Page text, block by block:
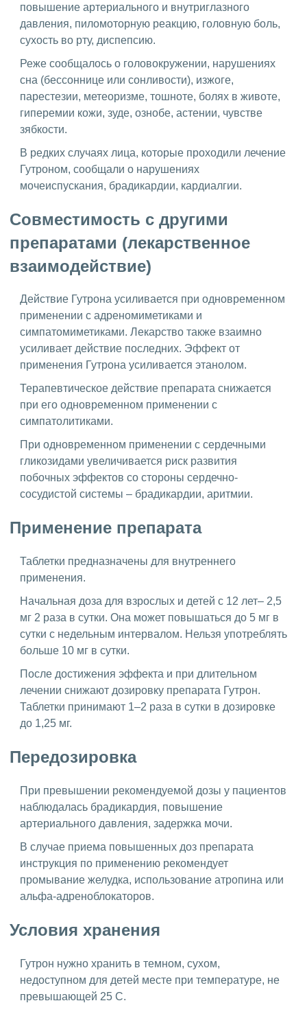
повышение артериального и внутриглазного
давления, пиломоторную реакцию, головную боль,
сухость во рту, диспепсию.
Реже сообщалось о головокружении, нарушениях
сна (бессоннице или сонливости), изжоге,
парестезии, метеоризме, тошноте, болях в животе,
гиперемии кожи, зуде, ознобе, астении, чувстве
зябкости.
В редких случаях лица, которые проходили лечение
Гутроном, сообщали о нарушениях
мочеиспускания, брадикардии, кардиалгии.
Совместимость с другими
препаратами (лекарственное
взаимодействие)
Действие Гутрона усиливается при одновременном
применении с адреномиметиками и
симпатомиметиками. Лекарство также взаимно
усиливает действие последних. Эффект от
применения Гутрона усиливается этанолом.
Терапевтическое действие препарата снижается
при его одновременном применении с
симпатолитиками.
При одновременном применении с сердечными
гликозидами увеличивается риск развития
побочных эффектов со стороны сердечно-
сосудистой системы – брадикардии, аритмии.
Применение препарата
Таблетки предназначены для внутреннего
применения.
Начальная доза для взрослых и детей с 12 лет– 2,5
мг 2 раза в сутки. Она может повышаться до 5 мг в
сутки с недельным интервалом. Нельзя употреблять
больше 10 мг в сутки.
После достижения эффекта и при длительном
лечении снижают дозировку препарата Гутрон.
Таблетки принимают 1–2 раза в сутки в дозировке
до 1,25 мг.
Передозировка
При превышении рекомендуемой дозы у пациентов
наблюдалась брадикардия, повышение
артериального давления, задержка мочи.
В случае приема повышенных доз препарата
инструкция по применению рекомендует
промывание желудка, использование атропина или
альфа-адреноблокаторов.
Условия хранения
Гутрон нужно хранить в темном, сухом,
недоступном для детей месте при температуре, не
превышающей 25 С.